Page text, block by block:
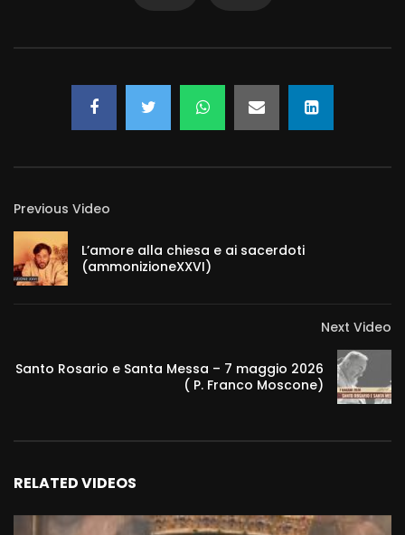
Previous Video
L’amore alla chiesa e ai sacerdoti
(ammonizioneXXVI)
Next Video
Santo Rosario e Santa Messa – 7 maggio 2026
( P. Franco Moscone)
RELATED VIDEOS